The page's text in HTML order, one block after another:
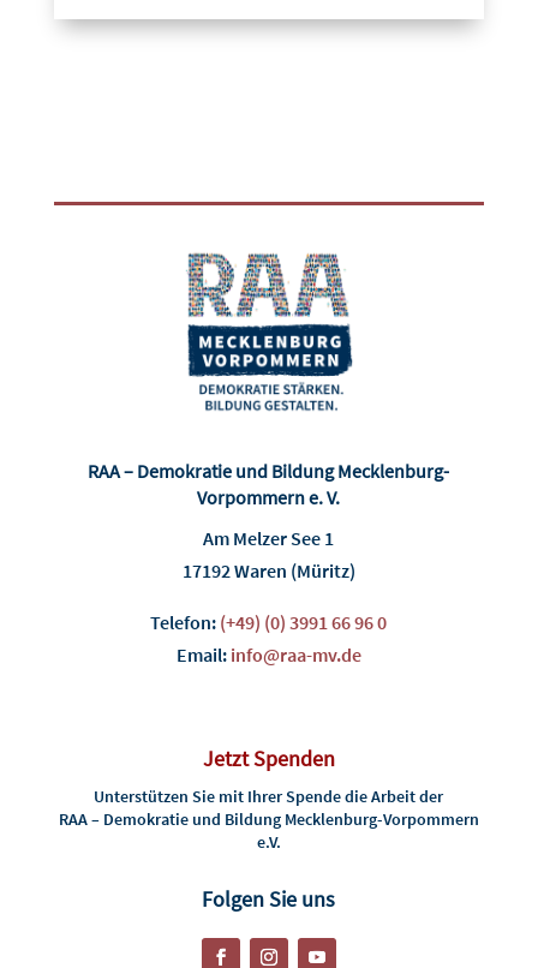
RAA – Demokratie und Bildung Mecklenburg-
Vorpommern e. V.
Am Melzer See 1
17192 Waren (Müritz)
Telefon: (+49) (0) 3991 66 96 0
Email: info@raa-mv.de
Jetzt Spenden
Unterstützen Sie mit Ihrer Spende die Arbeit der
RAA – Demokratie und Bildung Mecklenburg-Vorpommern
e.V.
Folgen Sie uns